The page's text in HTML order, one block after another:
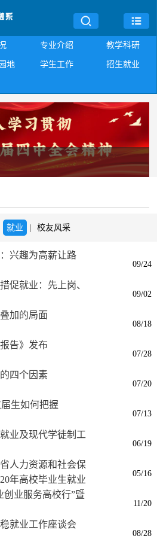
专业介绍 教学科研
地 学生工作 招生就业
就业 | 校友风采
兴趣为高薪让路
09/24
促就业：先上岗、
09/02
加的局面
08/18
告》发布
07/28
四个因素
07/20
生如何把握
07/13
业及现代学徒制工
06/19
人力资源和社会保
年高校毕业生就业
05/16
创业服务高校行”暨
11/20
就业工作座谈会
08/28